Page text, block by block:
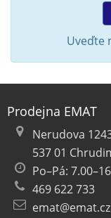
Uveďte
Prodejna EMAT
Nerudova
537 01
Po–Pá:
469 622 733
emat@emat.cz